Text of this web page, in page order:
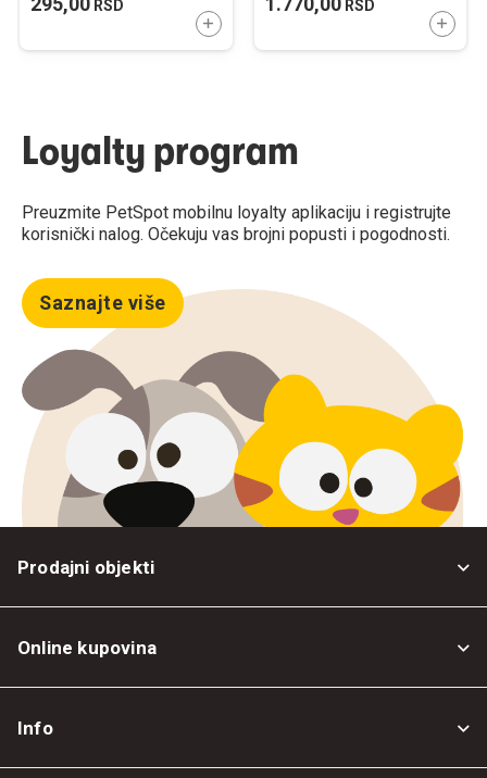
RSD
DODAJTE U KORPU
RSD
Loyalty program
Preuzmite PetSpot mobilnu loyalty aplikaciju i registrujte
korisnički nalog. Očekuju vas brojni popusti i pogodnosti.
Saznajte više
Prodajni objekti
Online kupovina
Info